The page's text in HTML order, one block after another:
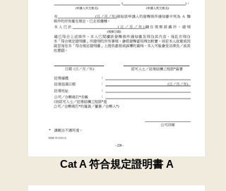
Cat A 符合規定證明書 A